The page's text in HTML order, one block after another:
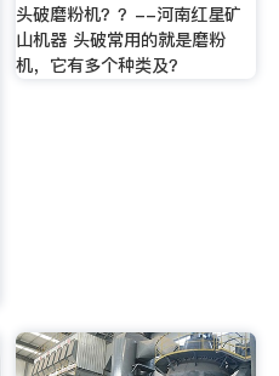
头破磨粉机？？--河南红星矿
山机器 头破常用的就是磨粉
机，它有多个种类及？